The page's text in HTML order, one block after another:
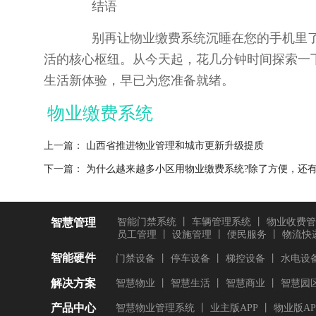
结语
别再让物业缴费系统沉睡在您的手机里了
活的核心枢纽。从今天起，花几分钟时间探索
生活新体验，早已为您准备就绪。
物业缴费系统
上一篇： 山西省推进物业管理和城市更新升级提质
下一篇： 为什么越来越多小区用物业缴费系统?除了方便，还
智慧管理 智能门禁系统 车辆管理系统
物业收费
员工管理
设施管理 便民服务 物流快
智能硬件 门禁设备 停车设备 梯控设备 水电设
解决方案 智慧物业 智慧生活 智慧商业 智慧园
产品中心 智慧物业管理系统 业主版APP 物业版